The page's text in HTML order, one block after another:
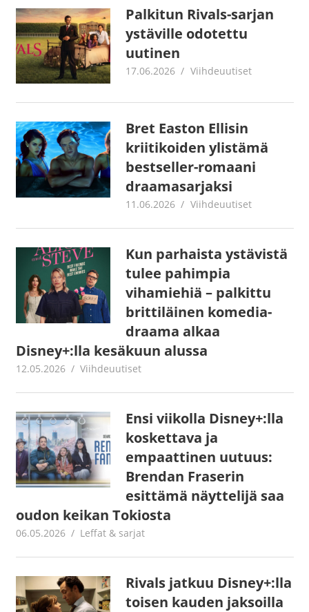
Palkitun Rivals-sarjan
ystäville odotettu
uutinen
17.06.2026 Juha Kaunisto
Viihdeuutiset
Bret Easton Ellisin
kriitikoiden ylistämä
bestseller-romaani
draamasarjaksi
11.06.2026 Juha Kaunisto
Viihdeuutiset
Kun parhaista ystävistä
tulee pahimpia
vihamiehiä – palkittu
brittiläinen komedia-
draama alkaa
Disney+:lla kesäkuun alussa
12.05.2026 Juha Kaunisto
Viihdeuutiset
Ensi viikolla Disney+:lla
koskettava ja
empaattinen uutuus:
Brendan Fraserin
esittämä näyttelijä saa
oudon keikan Tokiosta
06.05.2026 Juha Kaunisto
Leffat & sarjat
Rivals jatkuu Disney+:lla
toisen kauden jaksoilla